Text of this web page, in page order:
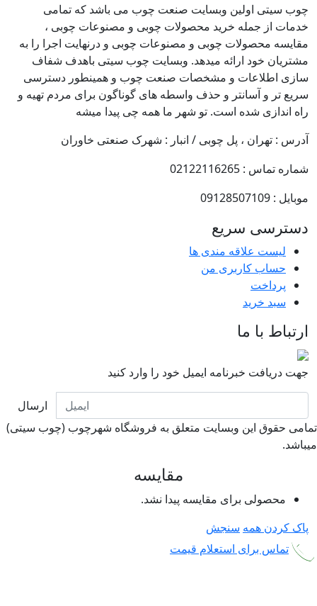
چوب سیتی اولین وبسایت صنعت چوب می باشد که تمامی
خدمات از جمله خرید محصولات چوبی و مصنوعات چوبی ،
مقایسه محصولات چوبی و مصنوعات چوبی و درنهایت اجرا را به
مشتریان خود ارائه میدهد. وبسایت چوب سیتی باهدف شفاف
سازی اطلاعات و مشخصات صنعت چوب و همینطور دسترسی
سریع تر و آسانتر و حذف واسطه های گوناگون برای مردم تهیه و
راه اندازی شده است. تو شهر ما همه چی پیدا میشه
آدرس : تهران ، پل چوبی / انبار : شهرک صنعتی خاوران
شماره تماس : 02122116265
موبایل : 09128507109
دسترسی سریع
لیست علاقه مندی ها
حساب کاربری من
پرداخت
سبد خرید
ارتباط با ما
جهت دریافت خبرنامه ایمیل خود را وارد کنید
ارسال
حقوق این وبسایت متعلق به فروشگاه شهرچوب (چوب سیتی)
مقایسه
محصولی برای مقایسه پیدا نشد.
پاک کردن همهسنجش
تماس برای استعلام قیمت